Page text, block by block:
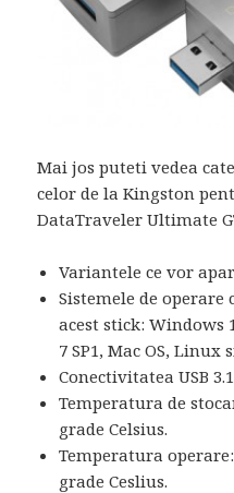
Mai jos puteti vedea
celor de la Kingston
DataTraveler Ultimate
Variantele ce vor
Sistemele de
acest stick: Windows
7 SP1, Mac OS, Linux
Conectivitatea USB
Temperatura de
grade Celsius.
Temperatura
grade Ceslius.